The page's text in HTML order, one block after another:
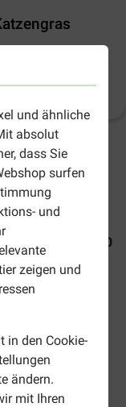
und ähnliche
absolut
dass Sie
surfen
und
zeigen und
in den Cookie-
ändern.
mit Ihren
anders angegeben
Katzensnack (40
der mit
Die Snacks